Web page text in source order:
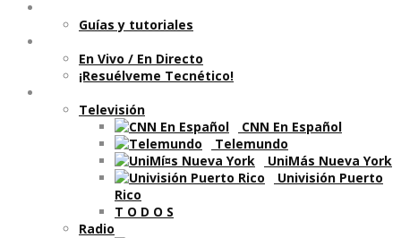
Guí­as y tutoriales
En Vivo / En Directo
¡Resuélveme Tecnético!
Televisión
CNN En Español
Telemundo
UniMás Nueva York
Univisión Puerto
Rico
T O D O S
Radio